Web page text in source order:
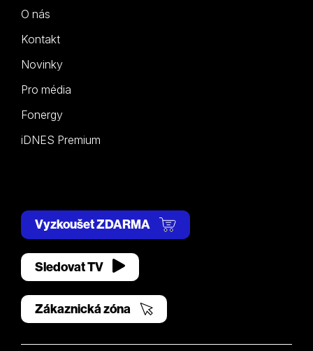
O nás
Kontakt
Novinky
Pro média
Fonergy
iDNES Premium
Vyzkoušet ZDARMA
Sledovat TV
Zákaznická zóna